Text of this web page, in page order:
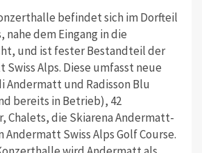
befindet sich im Dorfteil
nahe dem Eingang in die
und ist fester Bestandteil der
Swiss Alps. Diese umfasst neue
Andermatt und Radisson Blu
bereits in Betrieb), 42
Chalets, die Skiarena Andermatt-
Andermatt Swiss Alps Golf Course.